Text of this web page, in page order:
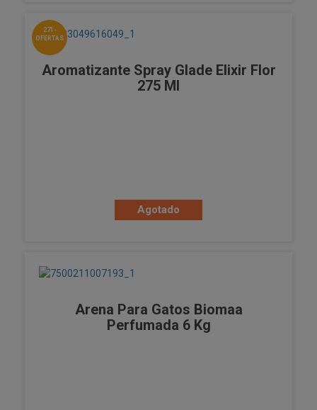
271-
OFERTAS
Aromatizante Spray Glade Elixir Flor
275 Ml
Agotado
Arena Para Gatos Biomaa
Perfumada 6 Kg